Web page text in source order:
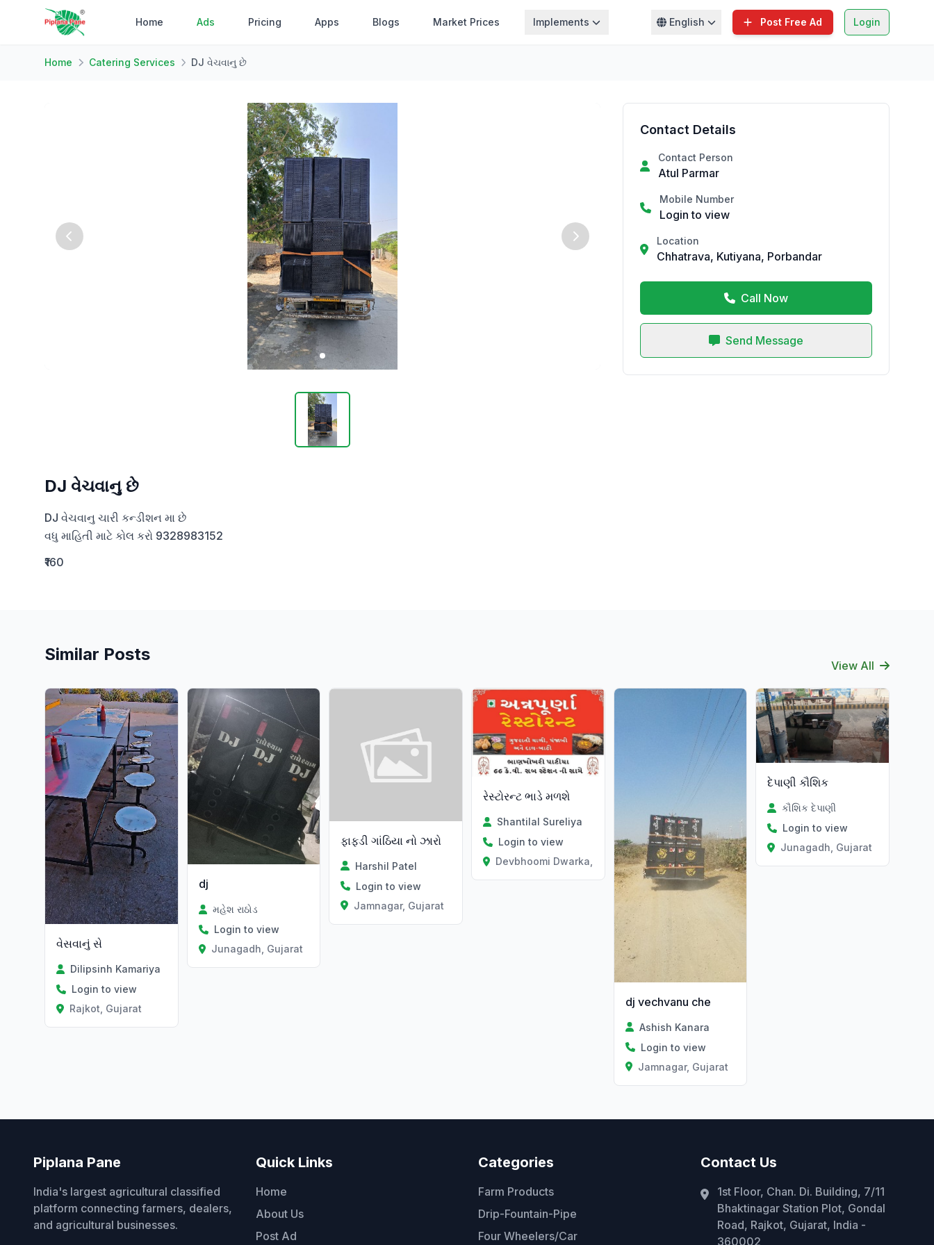
Home Ads Pricing Apps Blogs Market Prices Implements English Post Free Ad Login
Home Catering Services DJ વેચવાનુ છે
DJ વેચવાનુ છે
DJ વેચવાનુ ચારી કન્ડીશન મા છે
વધુ માહિતી માટે કોલ કરો 9328983152
₹160
Contact Details
Contact Person
Atul Parmar
Mobile Number
Login to view
Location
Chhatrava, Kutiyana, Porbandar
Call Now
Send Message
Similar Posts
View All
વેસવાનું સે
Dilipsinh Kamariya
Login to view
Rajkot, Gujarat
dj
મહેશ રાઠોડ
Login to view
Junagadh, Gujarat
ફાફડી ગાંઠિયા નો ઝારો
Harshil Patel
Login to view
Jamnagar, Gujarat
રેસ્ટોરન્ટ ભાડે મળશે
Shantilal Sureliya
Login to view
Devbhoomi Dwarka, Gujarat
dj vechvanu che
Ashish Kanara
Login to view
Jamnagar, Gujarat
દેપાણી કૌશિક
કૌશિક દેપાણી
Login to view
Junagadh, Gujarat
Piplana Pane
India's largest agricultural classified
platform connecting farmers, dealers,
and agricultural businesses.
Quick Links
Home
About Us
Post Ad
Categories
Farm Products
Drip-Fountain-Pipe
Four Wheelers/Car
Contact Us
1st Floor, Chan. Di. Building, 7/11
Bhaktinagar Station Plot, Gondal
Road, Rajkot, Gujarat, India -
360002